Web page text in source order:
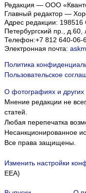
Редакция — ООО
Главный редактор —
Адрес редакции: 198516
Петербургский пр.,
Телефон:+7 812 640-06-
Электронная почта:
Политика
Пользовательское
О фотографиях и других
Мнение редакции не
статей.
Любая перепечатка
Несанкционированное
Все права защищены.
Изменить настройки
EEA)